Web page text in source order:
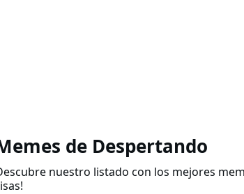
de Despertando
nuestro listado con los mejores